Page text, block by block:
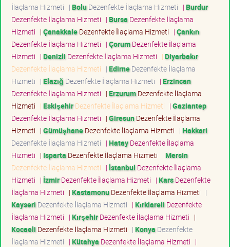
İlaçlama Hizmeti | BoluDezenfekte İlaçlama Hizmeti | Burdur
Dezenfekte İlaçlama Hizmeti | Bursa Dezenfekte İlaçlama
Hizmeti | ÇanakkaleDezenfekte İlaçlama Hizmeti | Çankırı
Dezenfekte İlaçlama Hizmeti | ÇorumDezenfekte İlaçlama
Hizmeti | Denizli Dezenfekte İlaçlama Hizmeti | Diyarbakır
Dezenfekte İlaçlama Hizmeti | EdirneDezenfekte İlaçlama
Hizmeti | Elazığ Dezenfekte İlaçlama Hizmeti | Erzincan
Dezenfekte İlaçlama Hizmeti | ErzurumDezenfekte İlaçlama
Hizmeti | EskişehirDezenfekte İlaçlama Hizmeti | Gaziantep
Dezenfekte İlaçlama Hizmeti | GiresunDezenfekte İlaçlama
Hizmeti | GümüşhaneDezenfekte İlaçlama Hizmeti | Hakkari
Dezenfekte İlaçlama Hizmeti | HatayDezenfekte İlaçlama
Hizmeti | Isparta Dezenfekte İlaçlama Hizmeti | Mersin
Dezenfekte İlaçlama Hizmeti | İstanbul Dezenfekte İlaçlama
Hizmeti | İzmirDezenfekte İlaçlama Hizmeti | KarsDezenfekte
İlaçlama Hizmeti | KastamonuDezenfekte İlaçlama Hizmeti |
Kayseri Dezenfekte İlaçlama Hizmeti | Kırklareli Dezenfekte
İlaçlama Hizmeti | KırşehirDezenfekte İlaçlama Hizmeti |
Kocaeli Dezenfekte İlaçlama Hizmeti | Konya Dezenfekte
İlaçlama Hizmeti | Kütahya Dezenfekte İlaçlama Hizmeti |